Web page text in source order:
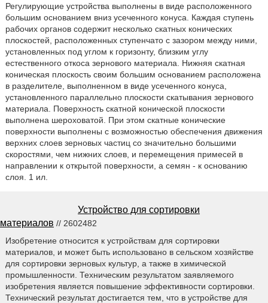
Регулирующие устройства выполнены в виде расположенного
большим основанием вниз усеченного конуса. Каждая ступень
рабочих органов содержит несколько скатных конических
плоскостей, расположенных ступенчато с зазором между ними,
установленных под углом к горизонту, близким углу
естественного откоса зернового материала. Нижняя скатная
коническая плоскость своим большим основанием расположена
в разделителе, выполненном в виде усеченного конуса,
установленного параллельно плоскости скатывания зернового
материала. Поверхность скатной конической плоскости
выполнена шероховатой. При этом скатные конические
поверхности выполнены с возможностью обеспечения движения
верхних слоев зерновых частиц со значительно большими
скоростями, чем нижних слоев, и перемещения примесей в
направлении к открытой поверхности, а семян - к основанию
слоя. 1 ил.
Устройство для сортировки
материалов // 2602482
Изобретение относится к устройствам для сортировки
материалов, и может быть использовано в сельском хозяйстве
для сортировки зерновых культур, а также в химической
промышленности. Техническим результатом заявляемого
изобретения является повышение эффективности сортировки.
Технический результат достигается тем, что в устройстве для